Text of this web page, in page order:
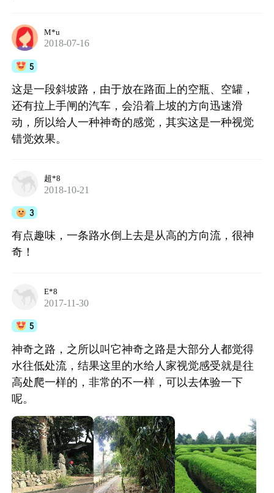
M*u
2018-07-16
5
这是一段斜坡路，由于放在路面上的空瓶、空罐，
还有拉上手闸的汽车，会沿着上坡的方向迅速滑
动，所以给人一种神奇的感觉，其实这是一种视觉
错觉效果。
超*8
2018-10-21
3
有点趣味，一条路水倒上去是从高的方向流，很神
奇！
E*8
2017-11-30
5
神奇之路，之所以叫它神奇之路是大部分人都觉得
水往低处流，结果这里的水给人家视觉感受就是往
高处爬一样的，非常的不一样，可以去体验一下
呢。